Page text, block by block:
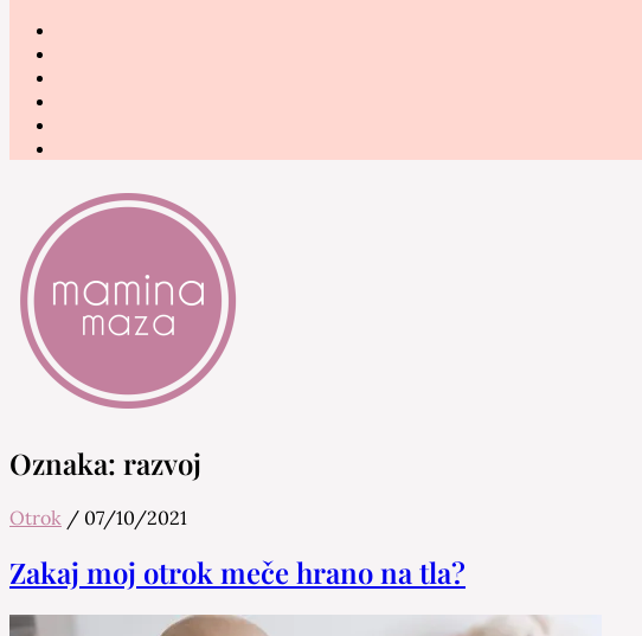
Mamina Maza
Blog & Portal za starše in bodoče starše
Oznaka: razvoj
Otrok / 07/10/2021
Zakaj moj otrok meče hrano na tla?